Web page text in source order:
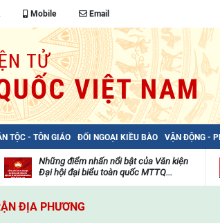
Mobile Email
TỘC - TÔN GIÁO ĐỐI NGOẠI KIỀU BÀO VẬN ĐỘNG -
viện
Những điểm nhấn nổi bật của Văn kiện
Đại hội đại biểu toàn quốc MTTQ...
ĐỊA PHƯƠNG